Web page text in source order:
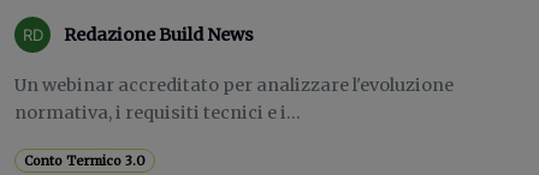
Redazione Build News
Un webinar accreditato per analizzare l'evoluzione
normativa, i requisiti tecnici e i...
Conto Termico 3.0